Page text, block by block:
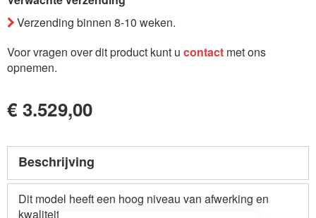
Verzending binnen 8-10 weken.
Voor vragen over dit product kunt u contact met ons
opnemen.
€ 3.529,00
Beschrijving
Dit model heeft een hoog niveau van afwerking en
kwaliteit.